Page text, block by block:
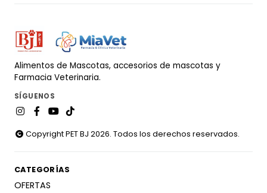
Alimentos de Mascotas, accesorios de mascotas y
Farmacia Veterinaria.
SÍGUENOS
Copyright PET BJ 2026. Todos los derechos reservados.
CATEGORÍAS
OFERTAS